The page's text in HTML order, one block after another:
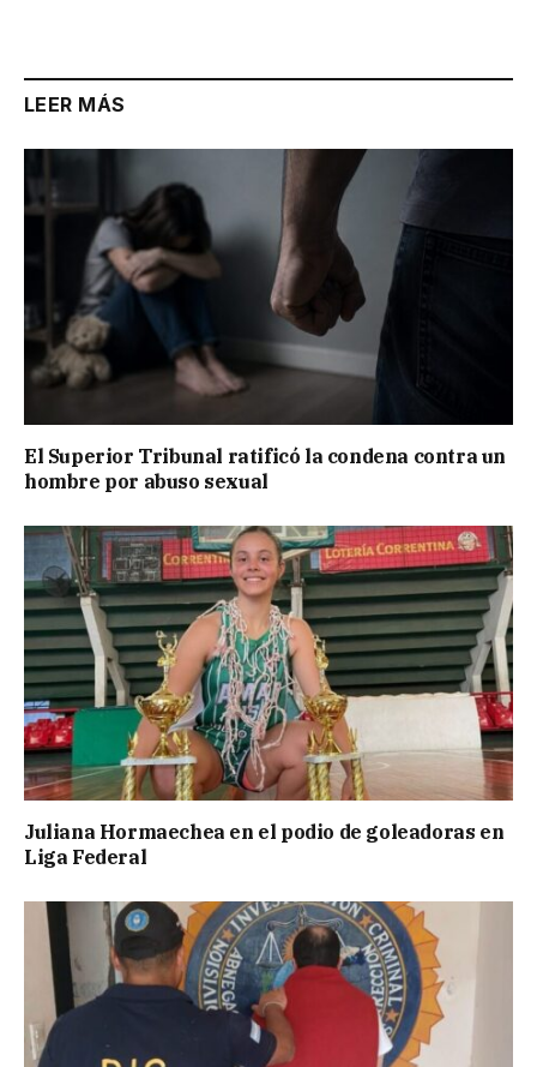
LEER MÁS
El Superior Tribunal ratificó la condena contra un
hombre por abuso sexual
Juliana Hormaechea en el podio de goleadoras en
Liga Federal